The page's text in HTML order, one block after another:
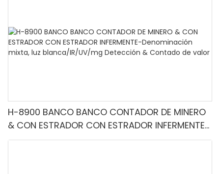
H-8900 BANCO BANCO CONTADOR DE MINERO
& CON ESTRADOR CON ESTRADOR INFERMENTE-
Denominación mixta, luz blanca/IR/UV/mg